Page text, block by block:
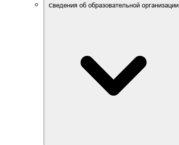
Сведения об образовательной организации